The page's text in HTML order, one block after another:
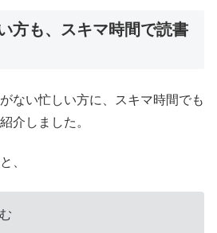
方も、スキマ時間で読書
ない忙しい方に、スキマ時間でも
介しました。
、